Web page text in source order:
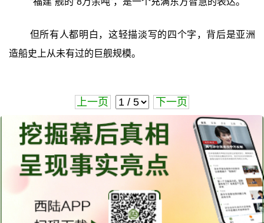
但所有人都明白，这轻描淡写的四个字，背后是亚洲
造船史上从未有过的巨舰规模。
上一页 下一页